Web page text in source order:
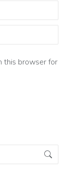
this browser for